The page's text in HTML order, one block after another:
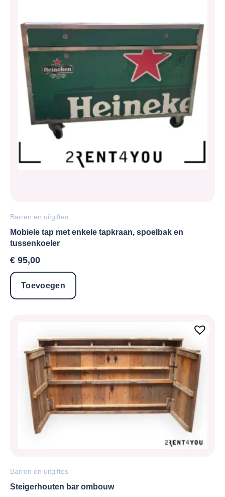
Barren en uitgiftes
Mobiele tap met enkele tapkraan, spoelbak en
tussenkoeler
€ 95,00
Toevoegen
Barren en uitgiftes
Steigerhouten bar ombouw